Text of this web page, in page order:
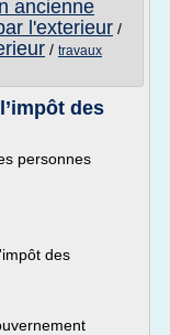
ancienne
l'exterieur /
/ travaux
des
personnes
des